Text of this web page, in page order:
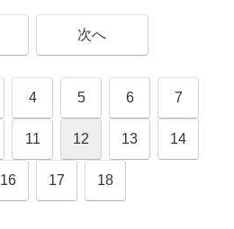
次へ
4 5 6 7
11 12 13 14
16 17 18